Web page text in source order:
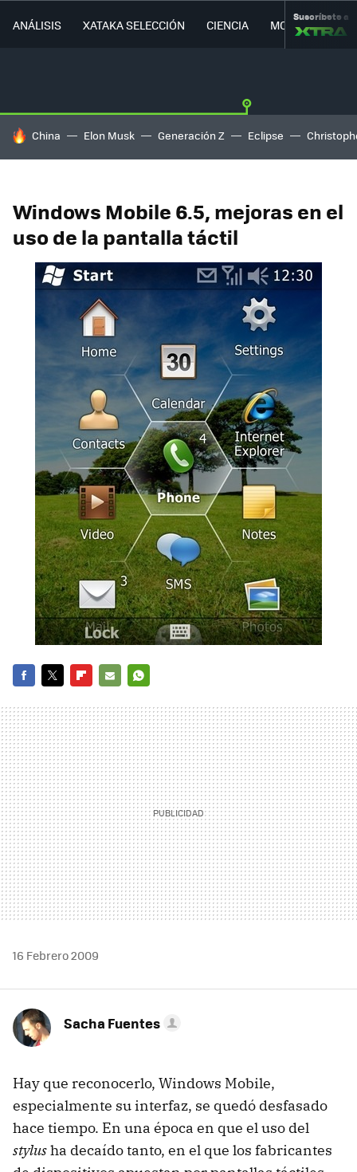
ANÁLISIS XATAKA SELECCIÓN CIENCIA MOVILIDAD
Suscríbete a
HOY SE HABLA DE
China Elon Musk Generación Z Eclipse
Windows Mobile 6.5, mejoras en el
uso de la pantalla táctil
MAIL
16 Febrero 2009
Sacha Fuentes
Hay que reconocerlo, Windows Mobile,
especialmente su interfaz, se quedó desfasado
hace tiempo. En una época en que el uso del
stylusha decaído tanto, en el que los fabricantes